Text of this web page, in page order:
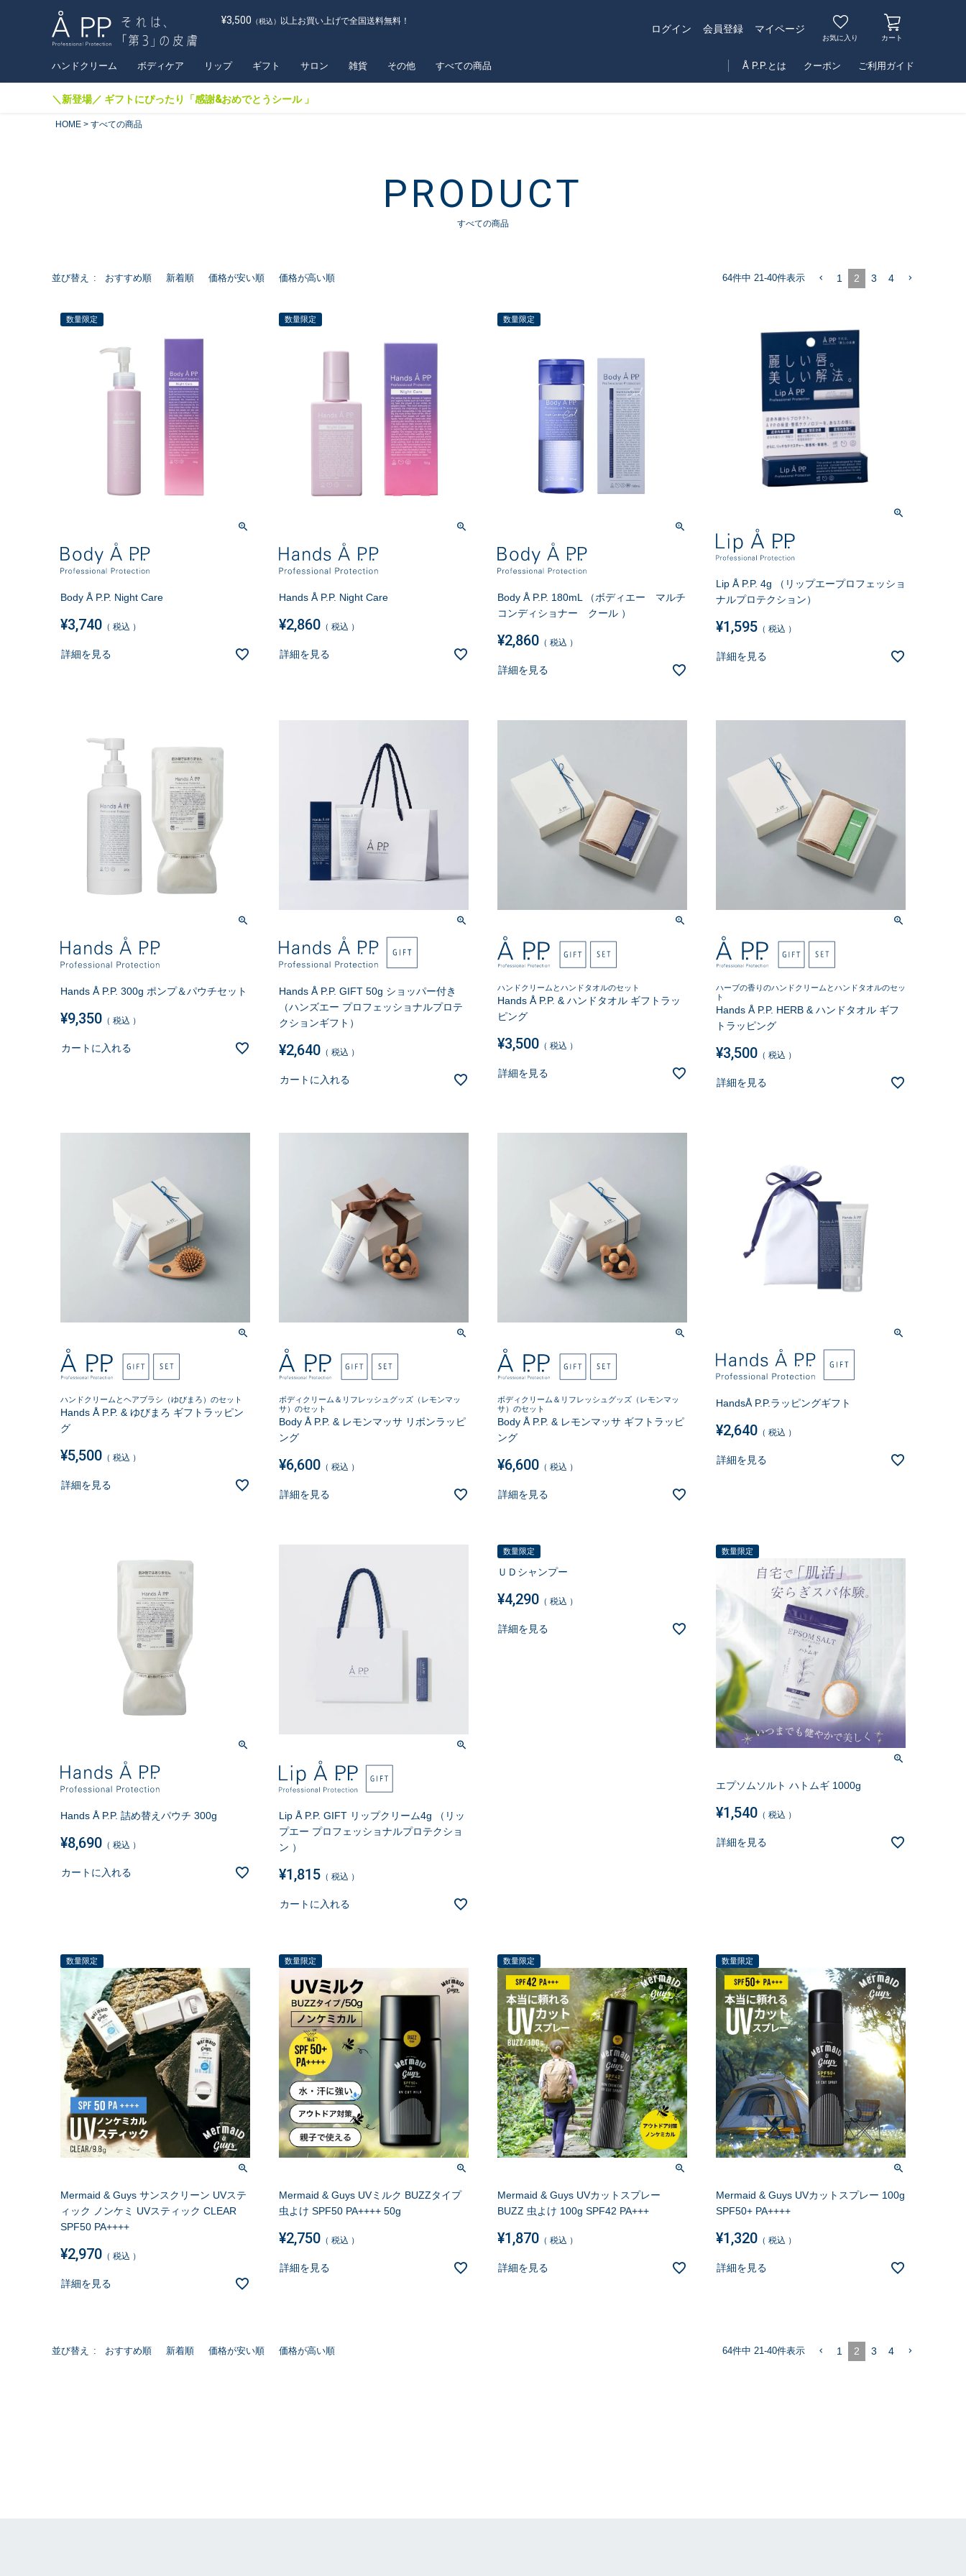
¥3,500 （税込） 以上お買い上げで全国送料無料！
ログイン 会員登録 マイページ
お気に入り カート
ハンドクリーム ボディケア リップ ギフト サロン 雑貨 その他 すべての商品 Å P.P.とは クーポン ご利用ガイド
＼新登場／ ギフトにぴったり「感謝&おめでとうシール 」
HOME すべての商品
PRODUCT
すべての商品
並び替え おすすめ順 新着順 価格が安い順 価格が高い順 64件中 21-40件表示 1 2 3 4
数量限定
Body Å P.P. Night Care
¥3,740 税込
詳細を見る
数量限定
Hands Å P.P. Night Care
¥2,860 税込
詳細を見る
数量限定
Body Å P.P. 180mL （ボディエー マルチ
コンディショナー クール ）
¥2,860 税込
詳細を見る
Lip Å P.P. 4g （リップエープロフェッショ
ナルプロテクション）
¥1,595 税込
詳細を見る
Hands Å P.P. 300g ポンプ＆パウチセット
¥9,350 税込
カートに入れる
Hands Å P.P. GIFT 50g ショッパー付き
（ハンズエー プロフェッショナルプロテ
クションギフト）
¥2,640 税込
カートに入れる
ハンドクリームとハンドタオルのセット
Hands Å P.P. & ハンドタオル ギフトラッ
ピング
¥3,500 税込
詳細を見る
ハーブの香りのハンドクリームとハンドタオルのセッ
ト
Hands Å P.P. HERB & ハンドタオル ギフ
トラッピング
¥3,500 税込
詳細を見る
ハンドクリームとヘアブラシ（ゆびまろ）のセット
Hands Å P.P. & ゆびまろ ギフトラッピン
グ
¥5,500 税込
詳細を見る
ボディクリーム＆リフレッシュグッズ（レモンマッ
サ）のセット
Body Å P.P. & レモンマッサ リボンラッピ
ング
¥6,600 税込
詳細を見る
ボディクリーム＆リフレッシュグッズ（レモンマッ
サ）のセット
Body Å P.P. & レモンマッサ ギフトラッピ
ング
¥6,600 税込
詳細を見る
HandsÅ P.P.ラッピングギフト
¥2,640 税込
詳細を見る
Hands Å P.P. 詰め替えパウチ 300g
¥8,690 税込
カートに入れる
Lip Å P.P. GIFT リップクリーム4g （リッ
プエー プロフェッショナルプロテクショ
ン ）
¥1,815 税込
カートに入れる
数量限定
ＵＤシャンプー
¥4,290 税込
詳細を見る
数量限定
エプソムソルト ハトムギ 1000g
¥1,540 税込
詳細を見る
数量限定
Mermaid & Guys サンスクリーン UVステ
ィック ノンケミ UVスティック CLEAR
SPF50 PA++++
¥2,970 税込
詳細を見る
数量限定
Mermaid & Guys UVミルク BUZZタイプ
虫よけ SPF50 PA++++ 50g
¥2,750 税込
詳細を見る
数量限定
Mermaid & Guys UVカットスプレー
BUZZ 虫よけ 100g SPF42 PA+++
¥1,870 税込
詳細を見る
数量限定
Mermaid & Guys UVカットスプレー 100g
SPF50+ PA++++
¥1,320 税込
詳細を見る
並び替え おすすめ順 新着順 価格が安い順 価格が高い順 64件中 21-40件表示 1 2 3 4